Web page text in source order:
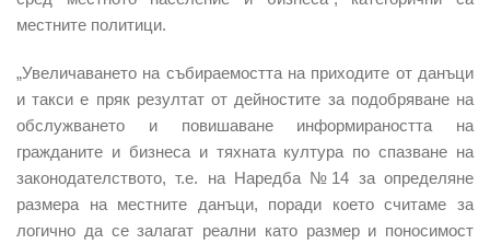
местните политици.
„Увеличаването на събираемостта на приходите от данъци
и такси е пряк резултат от дейностите за подобряване на
обслужването и повишаване информираността на
гражданите и бизнеса и тяхната култура по спазване на
законодателството, т.е. на Наредба №14 за определяне
размера на местните данъци, поради което считаме за
логично да се залагат реални като размер и поносимост